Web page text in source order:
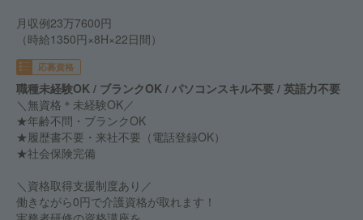
月収例23万7600円
（時給1350円×8H×22日間）
応募資格
職種未経験OK / ブランクOK / パソコンスキル不要 / 英語力不要
＼無資格＊未経験OK／
★年齢不問・ブランクOK
★履歴書不要・来社不要（電話登録OK）
★社会保険完備
＼資格取得支援制度あり／
働きながら0円で介護資格が取れます！